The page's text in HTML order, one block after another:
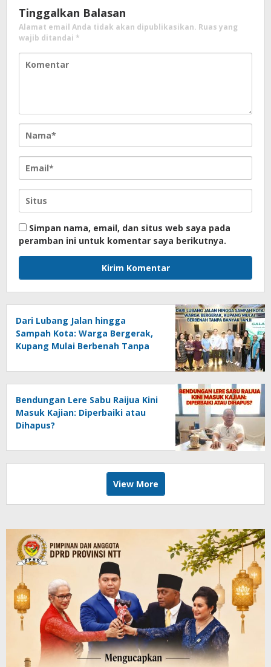
Tinggalkan Balasan
Alamat email Anda tidak akan dipublikasikan. Ruas yang
wajib ditandai *
Simpan nama, email, dan situs web saya pada
peramban ini untuk komentar saya berikutnya.
Dari Lubang Jalan hingga
Sampah Kota: Warga Bergerak,
Kupang Mulai Berbenah Tanpa
Bendungan Lere Sabu Raijua Kini
Masuk Kajian: Diperbaiki atau
Dihapus?
View More